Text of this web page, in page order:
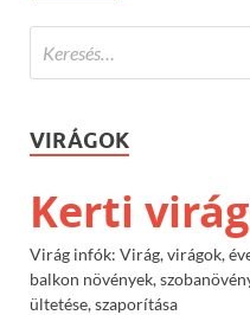
VIRÁGOK
Kerti
Virág infók: Virág, virágok,
balkon növények,
ültetése, szaporítása